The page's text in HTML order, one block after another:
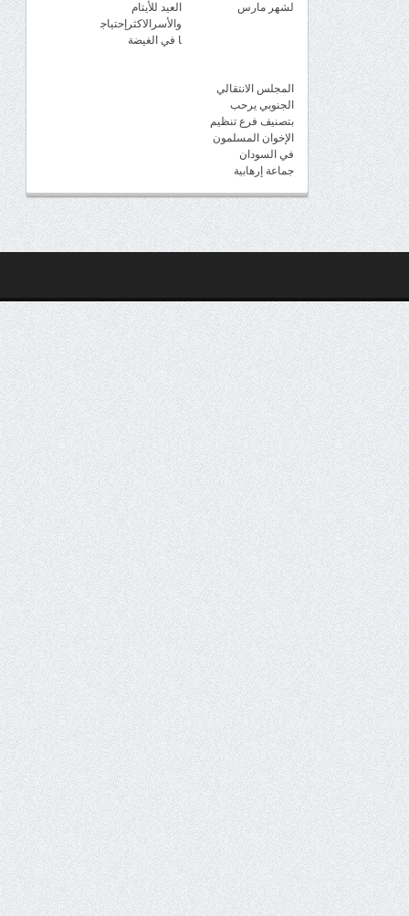
لشهر مارس
العيد للأيتام
والأسرالاكثرإحتياج
ا في الغيضة
المجلس الانتقالي
الجنوبي يرحب
بتصنيف فرع تنظيم
الإخوان المسلمون
في السودان
جماعة إرهابية